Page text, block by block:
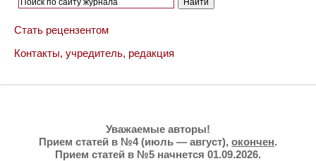
Стать рецензентом
Контакты, учредитель, редакция
Уважаемые авторы!
Прием статей в №4 (июль — август), окончен.
Прием статей в №5 начнется 01.09.2026.